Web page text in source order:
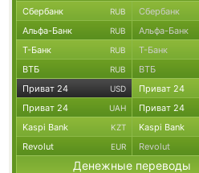
Сбербанк RUB Сбербанк
Альфа-Банк RUB Альфа-Банк
Т-Банк RUB Т-Банк
ВТБ RUB ВТБ
Приват 24 USD Приват 24
Приват 24 UAH Приват 24
Kaspi Bank KZT Kaspi Bank
Revolut EUR Revolut
Денежные переводы